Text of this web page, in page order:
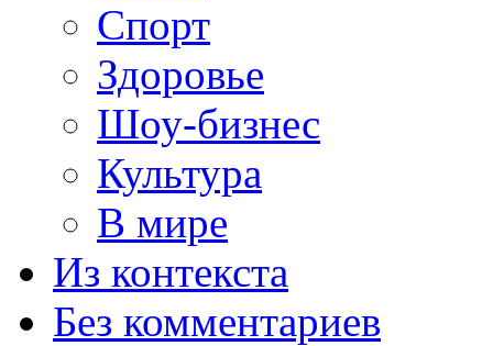
Спорт
Здоровье
Шоу-бизнес
Культура
В мире
Из контекста
Без комментариев